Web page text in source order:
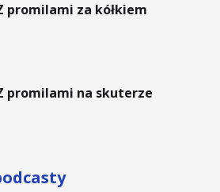
promilami za kółkiem
promilami na skuterze